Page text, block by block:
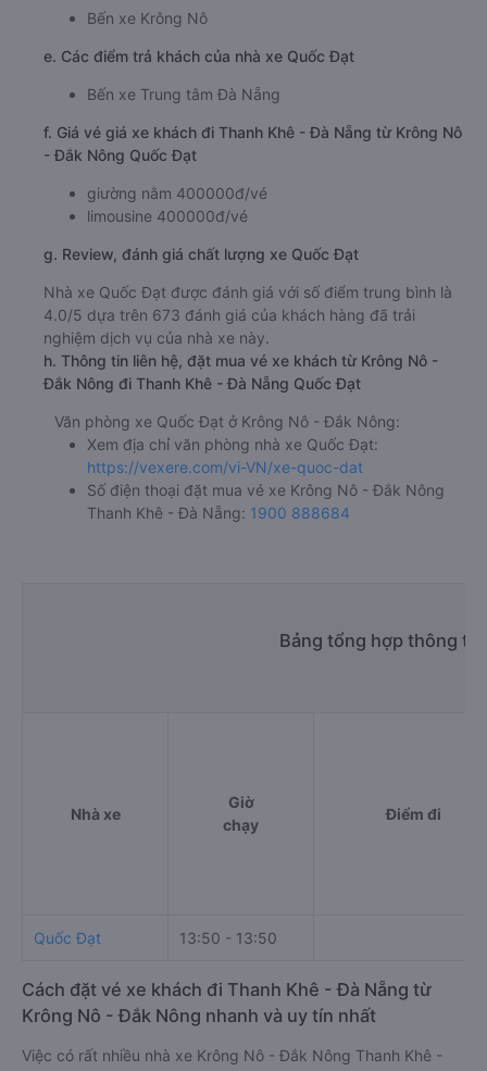
Bến xe Krông Nô
e. Các điểm trả khách của nhà xe Quốc Đạt
Bến xe Trung tâm Đà Nẵng
f. Giá vé giá xe khách đi Thanh Khê - Đà Nẵng từ Krông Nô
- Đắk Nông Quốc Đạt
giường nằm 400000đ/vé
limousine 400000đ/vé
g. Review, đánh giá chất lượng xe Quốc Đạt
Nhà xe Quốc Đạt được đánh giá với số điểm trung bình là
4.0/5 dựa trên 673 đánh giá của khách hàng đã trải
nghiệm dịch vụ của nhà xe này.
h. Thông tin liên hệ, đặt mua vé xe khách từ Krông Nô -
Đắk Nông đi Thanh Khê - Đà Nẵng Quốc Đạt
Văn phòng xe Quốc Đạt ở Krông Nô - Đắk Nông:
Xem địa chỉ văn phòng nhà xe Quốc Đạt:
https://vexere.com/vi-VN/xe-quoc-dat
Số điện thoại đặt mua vé xe Krông Nô - Đắk Nông
Thanh Khê - Đà Nẵng: 1900 888684
Bảng tổng hợp thông
Nhà xe
Giờ
chạy
Điểm đi
Quốc Đạt 13:50 - 13:50
Cách đặt vé xe khách đi Thanh Khê - Đà Nẵng từ
Krông Nô - Đắk Nông nhanh và uy tín nhất
Việc có rất nhiều nhà xe Krông Nô - Đắk Nông Thanh Khê -